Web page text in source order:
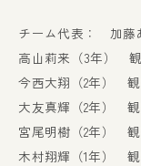
チーム代表： 加藤
高山莉来（3年）
今西大翔（2年）
大友真輝（2年）
宮尾明樹（2年）
木村翔輝（1年）